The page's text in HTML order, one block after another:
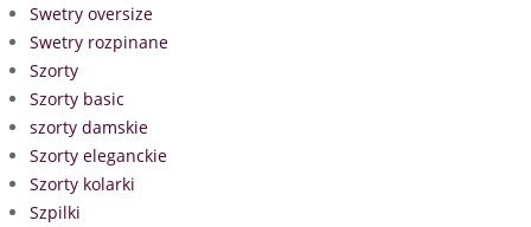
Swetry oversize
Swetry rozpinane
Szorty
Szorty basic
szorty damskie
Szorty eleganckie
Szorty kolarki
Szpilki